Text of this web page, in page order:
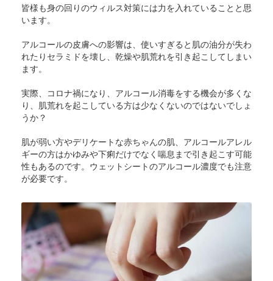
皆様も身の回りのウィルス対策には力を入れていることと思
います。
アルコールの皮膚への影響は、使いすぎると肌の油分が失わ
れたりセラミドを壊し、乾燥や肌荒れを引き起こしてしまい
ます。
実際、コロナ禍になり、アルコール消毒をする機会が多くな
り、肌荒れを起こしている方は少なくないのではないでしょ
うか？
肌が弱い方やデリケートな赤ちゃんの肌、アルコールアレル
ギーの方はかゆみや下痢だけでなく喘息まで引き起こす可能
性もあるのです。ウェットシートのアルコール濃度でも注意
が必要です。